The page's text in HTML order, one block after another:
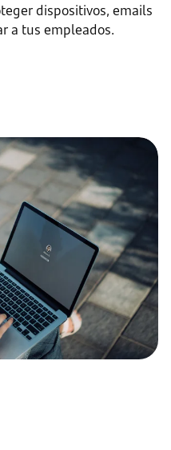
dispositivos, emails
a tus empleados.